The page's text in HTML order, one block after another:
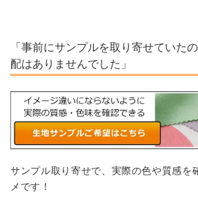
「事前にサンプルを取り寄せていた
配はありませんでした」
サンプル取り寄せで、実際の色や質感を
メです！